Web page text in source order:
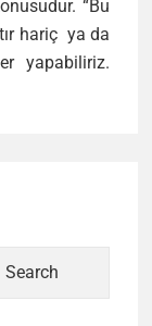
“Bu
hariç ya da
yapabiliriz.